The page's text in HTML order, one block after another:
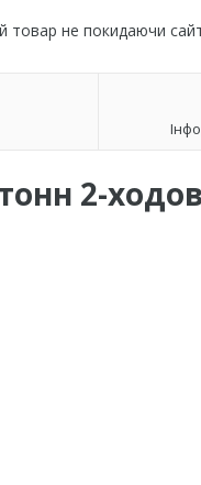
товар не покидаючи
2-